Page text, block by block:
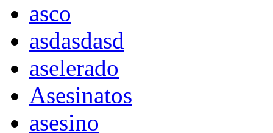
asco
asdasdasd
aselerado
Asesinatos
asesino